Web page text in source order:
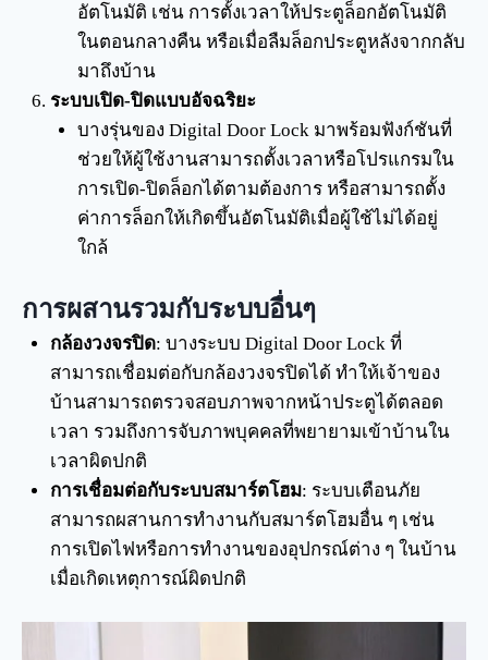
อัตโนมัติ เช่น การตั้งเวลาให้ประตูล็อกอัตโนมัติ
ในตอนกลางคืน หรือเมื่อลืมล็อกประตูหลังจากกลับ
มาถึงบ้าน
ระบบเปิด-ปิดแบบอัจฉริยะ
บางรุ่นของ Digital Door Lock มาพร้อมฟังก์ชันที่
ช่วยให้ผู้ใช้งานสามารถตั้งเวลาหรือโปรแกรมใน
การเปิด-ปิดล็อกได้ตามต้องการ หรือสามารถตั้ง
ค่าการล็อกให้เกิดขึ้นอัตโนมัติเมื่อผู้ใช้ไม่ได้อยู่
ใกล้
การผสานรวมกับระบบอื่นๆ
กล้องวงจรปิด: บางระบบ Digital Door Lock ที่
สามารถเชื่อมต่อกับกล้องวงจรปิดได้ ทำให้เจ้าของ
บ้านสามารถตรวจสอบภาพจากหน้าประตูได้ตลอด
เวลา รวมถึงการจับภาพบุคคลที่พยายามเข้าบ้านใน
เวลาผิดปกติ
การเชื่อมต่อกับระบบสมาร์ตโฮม: ระบบเตือนภัย
สามารถผสานการทำงานกับสมาร์ตโฮมอื่น ๆ เช่น
การเปิดไฟหรือการทำงานของอุปกรณ์ต่าง ๆ ในบ้าน
เมื่อเกิดเหตุการณ์ผิดปกติ